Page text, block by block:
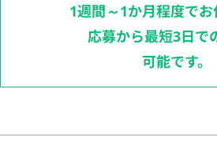
1週間～1か月程度でお
応募から最短3日で
可能です。